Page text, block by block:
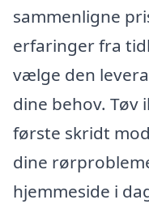
sammenligne
erfaringer fra
vælge den
dine behov. Tøv
første skridt
dine
hjemmeside i